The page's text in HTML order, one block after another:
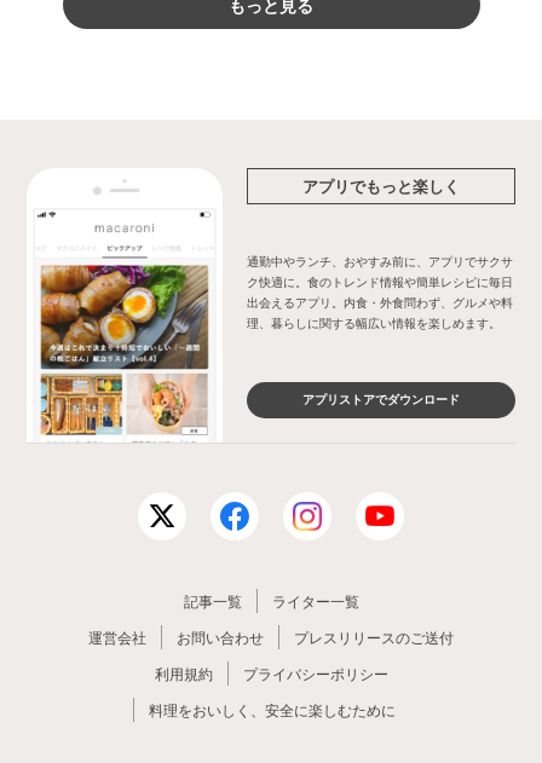
もっと見る
アプリでもっと楽しく
通勤中やランチ、おやすみ前に、アプリでサクサ
ク快適に。食のトレンド情報や簡単レシピに毎日
出会えるアプリ。内食・外食問わず、グルメや料
理、暮らしに関する幅広い情報を楽しめます。
アプリストアでダウンロード
記事一覧
ライター一覧
運営会社
お問い合わせ
プレスリリースのご送付
利用規約
プライバシーポリシー
料理をおいしく、安全に楽しむために